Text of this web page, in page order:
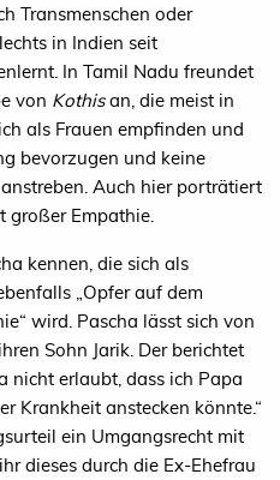
Transmenschen oder
in Indien seit
In Tamil Nadu freundet
von Kothisan, die meist in
als Frauen empfinden und
bevorzugen und keine
Auch hier porträtiert
großer Empathie.
kennen, die sich als
„Opfer auf dem
wird. Pascha lässt sich von
Sohn Jarik. Der berichtet
nicht erlaubt, dass ich Papa
Krankheit anstecken könnte.“
ein Umgangsrecht mit
dieses durch die Ex-Ehefrau